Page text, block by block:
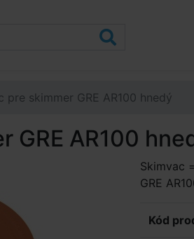
pre skimmer GRE AR100 hnedý
GRE AR100
Skimvac
GRE
Kód